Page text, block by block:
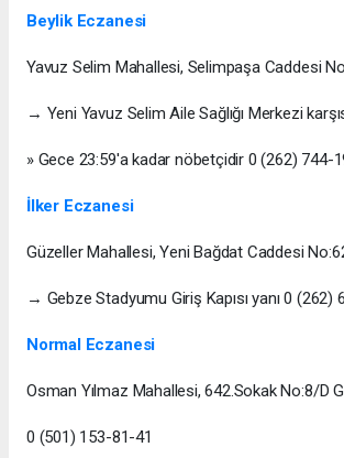
Beylik Eczanesi
Yavuz Selim Mahallesi, Selimpaşa Caddesi
→ Yeni Yavuz Selim Aile Sağlığı Merkezi
» Gece 23:59'a kadar nöbetçidir 0 (262) 744-
İlker Eczanesi
Güzeller Mahallesi, Yeni Bağdat Caddesi
→ Gebze Stadyumu Giriş Kapısı yanı 0 (262)
Normal Eczanesi
Osman Yılmaz Mahallesi, 642.Sokak No:8/D
0 (501) 153-81-41